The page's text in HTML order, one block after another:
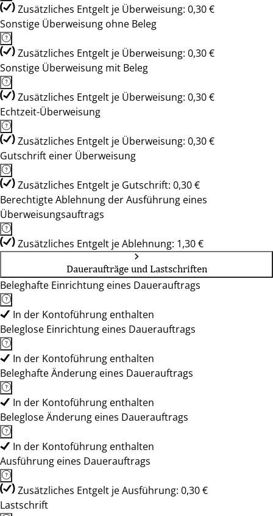
Zusätzliches Entgelt je Überweisung: 0,30 €
Sonstige Überweisung ohne Beleg
Zusätzliches Entgelt je Überweisung: 0,30 €
Sonstige Überweisung mit Beleg
Zusätzliches Entgelt je Überweisung: 0,30 €
Echtzeit-Überweisung
Zusätzliches Entgelt je Überweisung: 0,30 €
Gutschrift einer Überweisung
Zusätzliches Entgelt je Gutschrift: 0,30 €
Berechtigte Ablehnung der Ausführung eines
Überweisungsauftrags
Zusätzliches Entgelt je Ablehnung: 1,30 €
Daueraufträge und Lastschriften
Beleghafte Einrichtung eines Dauerauftrags
In der Kontoführung enthalten
Beleglose Einrichtung eines Dauerauftrags
In der Kontoführung enthalten
Beleghafte Änderung eines Dauerauftrags
In der Kontoführung enthalten
Beleglose Änderung eines Dauerauftrags
In der Kontoführung enthalten
Ausführung eines Dauerauftrags
Zusätzliches Entgelt je Ausführung: 0,30 €
Lastschrift